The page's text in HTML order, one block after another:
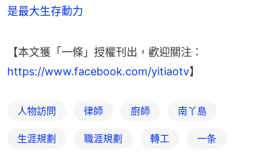
是最大生存動力
【本文獲「一條」授權刊出，歡迎關注：
https://www.facebook.com/yitiaotv】
人物訪問 律師 廚師 南丫島
生涯規劃 職涯規劃 轉工 一条